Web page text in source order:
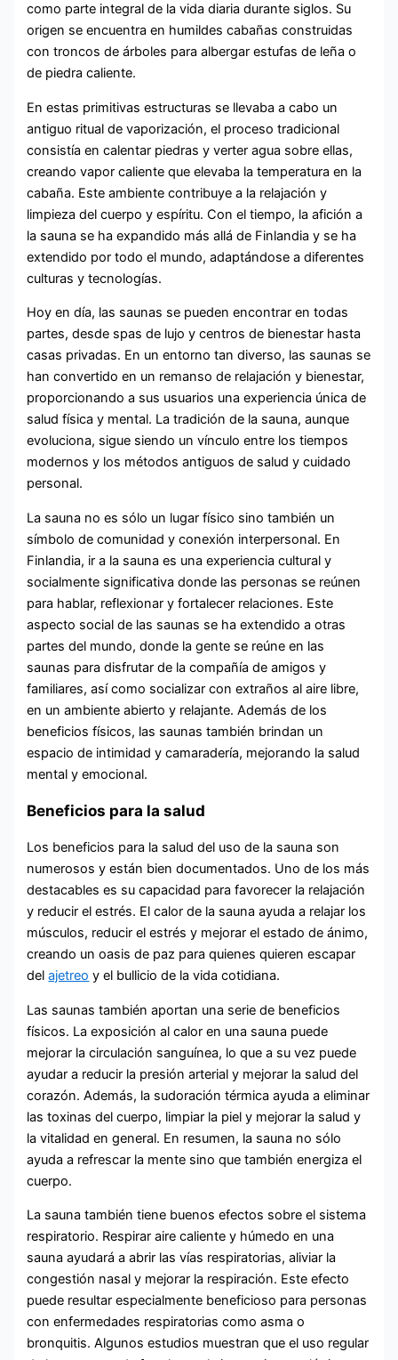
como parte integral de la vida diaria durante siglos. Su
origen se encuentra en humildes cabañas construidas
con troncos de árboles para albergar estufas de leña o
de piedra caliente.
En estas primitivas estructuras se llevaba a cabo un
antiguo ritual de vaporización, el proceso tradicional
consistía en calentar piedras y verter agua sobre ellas,
creando vapor caliente que elevaba la temperatura en la
cabaña. Este ambiente contribuye a la relajación y
limpieza del cuerpo y espíritu. Con el tiempo, la afición a
la sauna se ha expandido más allá de Finlandia y se ha
extendido por todo el mundo, adaptándose a diferentes
culturas y tecnologías.
Hoy en día, las saunas se pueden encontrar en todas
partes, desde spas de lujo y centros de bienestar hasta
casas privadas. En un entorno tan diverso, las saunas se
han convertido en un remanso de relajación y bienestar,
proporcionando a sus usuarios una experiencia única de
salud física y mental. La tradición de la sauna, aunque
evoluciona, sigue siendo un vínculo entre los tiempos
modernos y los métodos antiguos de salud y cuidado
personal.
La sauna no es sólo un lugar físico sino también un
símbolo de comunidad y conexión interpersonal. En
Finlandia, ir a la sauna es una experiencia cultural y
socialmente significativa donde las personas se reúnen
para hablar, reflexionar y fortalecer relaciones. Este
aspecto social de las saunas se ha extendido a otras
partes del mundo, donde la gente se reúne en las
saunas para disfrutar de la compañía de amigos y
familiares, así como socializar con extraños al aire libre,
en un ambiente abierto y relajante. Además de los
beneficios físicos, las saunas también brindan un
espacio de intimidad y camaradería, mejorando la salud
mental y emocional.
Beneficios para la salud
Los beneficios para la salud del uso de la sauna son
numerosos y están bien documentados. Uno de los más
destacables es su capacidad para favorecer la relajación
y reducir el estrés. El calor de la sauna ayuda a relajar los
músculos, reducir el estrés y mejorar el estado de ánimo,
creando un oasis de paz para quienes quieren escapar
delajetreo y el bullicio de la vida cotidiana.
Las saunas también aportan una serie de beneficios
físicos. La exposición al calor en una sauna puede
mejorar la circulación sanguínea, lo que a su vez puede
ayudar a reducir la presión arterial y mejorar la salud del
corazón. Además, la sudoración térmica ayuda a eliminar
las toxinas del cuerpo, limpiar la piel y mejorar la salud y
la vitalidad en general. En resumen, la sauna no sólo
ayuda a refrescar la mente sino que también energiza el
cuerpo.
La sauna también tiene buenos efectos sobre el sistema
respiratorio. Respirar aire caliente y húmedo en una
sauna ayudará a abrir las vías respiratorias, aliviar la
congestión nasal y mejorar la respiración. Este efecto
puede resultar especialmente beneficioso para personas
con enfermedades respiratorias como asma o
bronquitis. Algunos estudios muestran que el uso regular